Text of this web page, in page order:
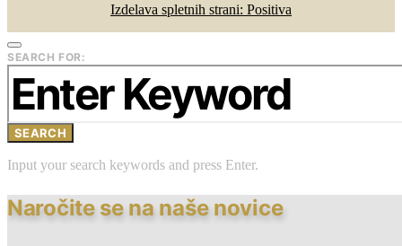
Izdelava spletnih strani: Positiva
SEARCH FOR:
SEARCH
Input your search keywords and press Enter.
Naročite se na naše novice